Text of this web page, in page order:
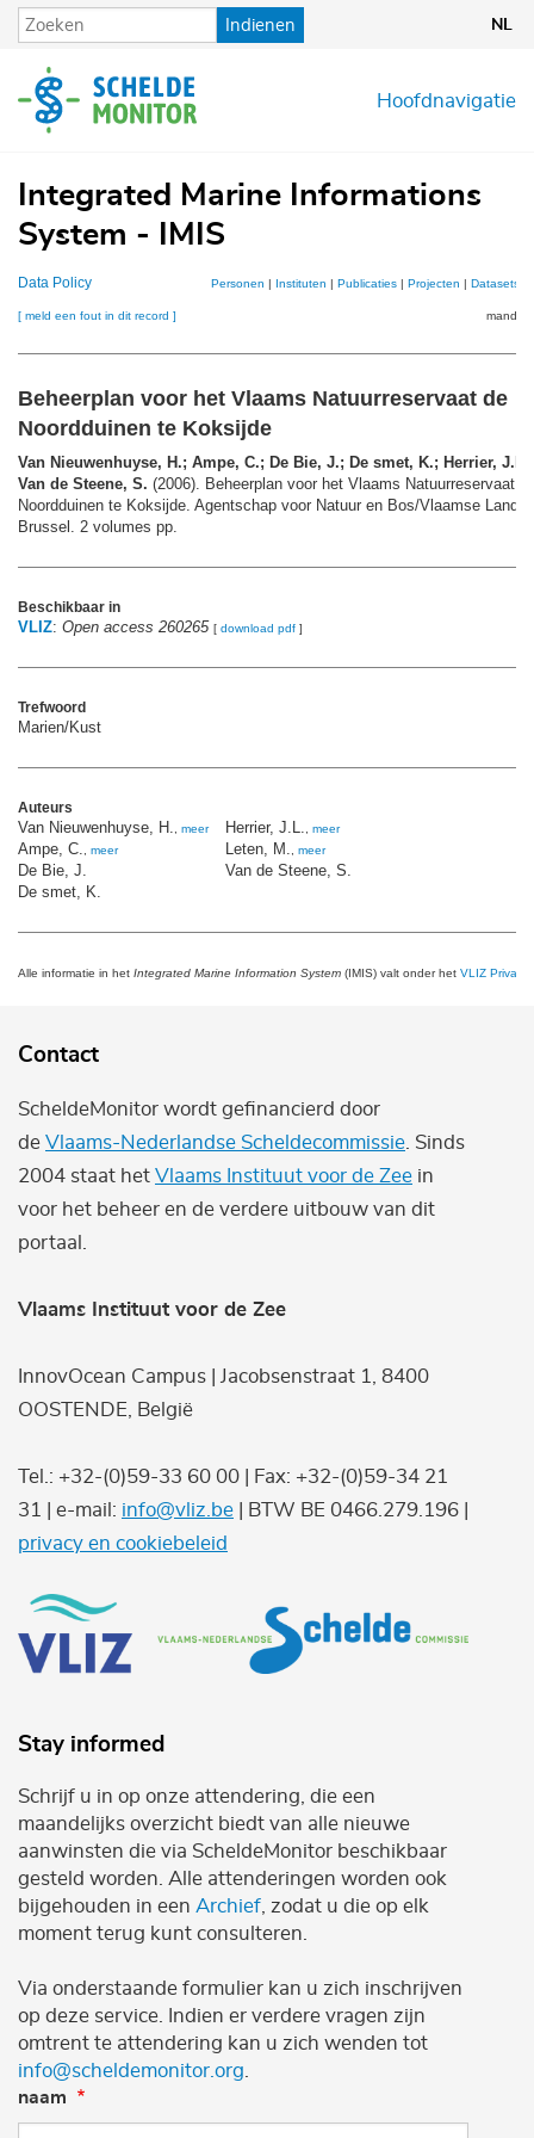
Overslaan
en
de
inhoud
Indienen NL
Hoofdnavigatie
Integrated Marine Informations
System - IMIS
Data Policy Personen | Instituten | Publicaties| Projecten | Datasets
[ meld een fout in dit record ] mandje
Beheerplan voor het Vlaams Natuurreservaat de
Noordduinen te Koksijde
Van Nieuwenhuyse, H.; Ampe, C.; De Bie, J.; De smet, K.; Herrier,
Van de Steene, S. (2006). Beheerplan voor het Vlaams Natuurreservaat
Noordduinen te Koksijde. Agentschap voor Natuur en Bos/Vlaamse
Brussel. 2 volumes pp.
Beschikbaar in
VLIZ: Open access 260265 [ download pdf ]
Trefwoord
Marien/Kust
Auteurs
Van Nieuwenhuyse, H. meer
Ampe, C. meer
De Bie, J.
De smet, K.
Herrier, J.L. meer
Leten, M. meer
Van de Steene, S.
Alle informatie in het Integrated Marine Information System (IMIS) valt onder het VLIZ Privacy
Contact
ScheldeMonitor wordt gefinancierd door
de Vlaams-Nederlandse Scheldecommissie . Sinds
2004 staat het Vlaams Instituut voor de Zee in
voor het beheer en de verdere uitbouw van dit
portaal.
Vlaams Instituut voor de Zee
InnovOcean Campus | Jacobsenstraat 1, 8400
OOSTENDE, België
Tel.: +32-(0)59-33 60 00 | Fax: +32-(0)59-34 21
31 | e-mail: info@vliz.be | BTW BE 0466.279.196 |
privacy en cookiebeleid
Stay informed
Schrijf u in op onze attendering, die een
maandelijks overzicht biedt van alle nieuwe
aanwinsten die via ScheldeMonitor beschikbaar
gesteld worden. Alle attenderingen worden ook
bijgehouden in een Archief , zodat u die op elk
moment terug kunt consulteren.
Via onderstaande formulier kan u zich inschrijven
op deze service. Indien er verdere vragen zijn
omtrent te attendering kan u zich wenden tot
info@scheldemonitor.org
naam